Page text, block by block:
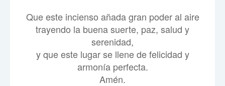
Que este incienso añada gran poder al aire
trayendo la buena suerte, paz, salud y
serenidad,
y que este lugar se llene de felicidad y
armonía perfecta.
Amén.